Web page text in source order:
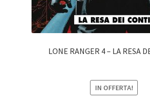
LONE RANGER 4 – LA RESA
IN OFFERTA!